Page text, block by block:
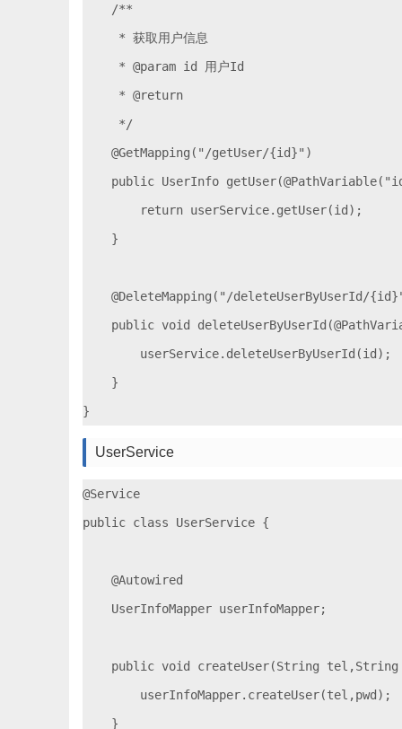
    /**
     * 获取用户信息
     * @param id 用户Id
     * @return
     */
    @GetMapping("/getUser/{id}")
public UserInfo
        return userService.getUser(id);
    }
@DeleteMapping("/deleteUserByUserId/
public void
        userService.deleteUserByUserId(id);
    }
UserService
@Service
public class UserService {
    @Autowired
    UserInfoMapper userInfoMapper;
public void createUser(String tel,String
        userInfoMapper.createUser(tel,pwd);
    }